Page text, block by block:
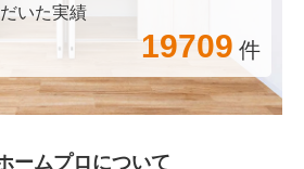
いた実績
19709 件
ームプロについて